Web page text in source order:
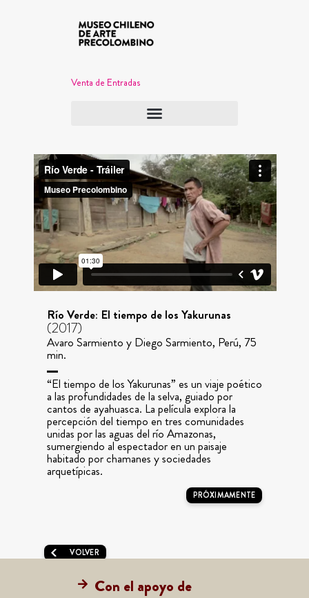
Venta de Entradas
Río Verde: El tiempo de los Yakurunas
(2017)
Avaro Sarmiento y Diego Sarmiento, Perú, 75
min.
“El tiempo de los Yakurunas” es un viaje poético
a las profundidades de la selva, guiado por
cantos de ayahuasca. La película explora la
percepción del tiempo en tres comunidades
unidas por las aguas del río Amazonas,
sumergiendo al espectador en un paisaje
habitado por chamanes y sociedades
arquetípicas.
PRÓXIMAMENTE
VOLVER
Con el apoyo de